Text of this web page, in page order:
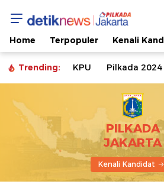
Home Terpopuler Kenali
Trending: KPU Pilkada 2024
PILKADA
JAKARTA
Kenali Kandidat